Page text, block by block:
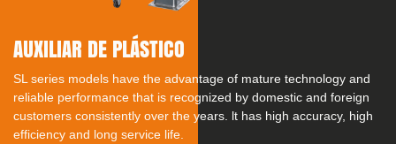
AUXILIAR DE PLÁSTICO
SL series models have the advantage of mature technology and
reliable performance that is recognized by domestic and foreign
customers consistently over the years. lt has high accuracy, high
efficiency and long service life.